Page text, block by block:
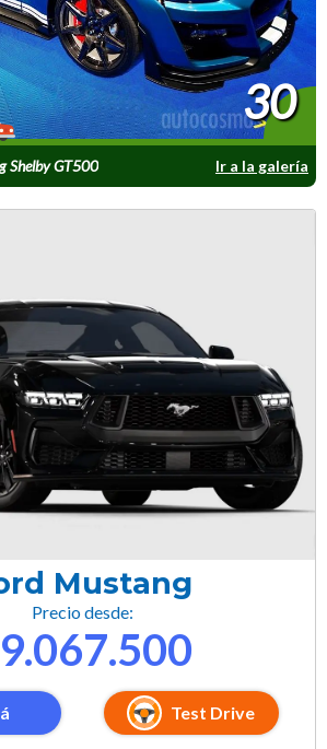
Shelby GT500 Ir a la galería
30
Mustang
Precio desde:
Test Drive